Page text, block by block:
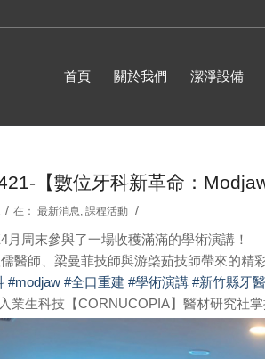
首頁 關於我們 潔淨設備
【數位牙科新革命：
/ 在：最新消息,課程活動 /
月周末參與了一場收穫滿滿的學術演講！
醫師、梁曼菲技師與游棨茹技師帶來的精
#modjaw #全口重建 #學術演講 #新竹縣牙
業生科技【CORNUCOPIA】醫材研究社